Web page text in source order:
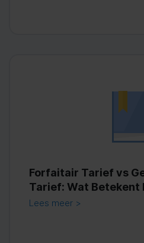
Forfaitair Tarief vs
Tarief: Wat Betekent
Lees meer >